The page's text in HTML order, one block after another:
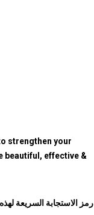
strengthen your
beautiful, effective &
رمز الاستجابة السريعة